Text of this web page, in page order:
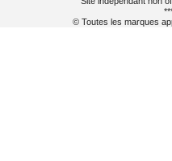
© Toutes les marques